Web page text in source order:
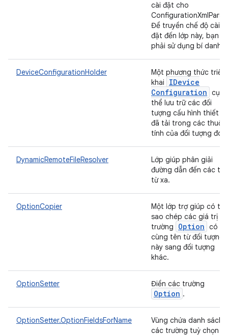
cài đặt cho
Để truyền chế độ cài
đặt đến lớp này, bạn
phải sử dụng bí danh.
DeviceConfigurationHolder
Một phương thức triển
khai
IDevice
Configuration cụ
thể lưu trữ các đối
tượng cấu hình thiết bị
đã tải trong các thuộc
tính của đối tượng đó.
DynamicRemoteFileResolver
Lớp giúp phân giải
đường dẫn đến các
từ xa.
OptionCopier
Một lớp trợ giúp có thể
sao chép các giá trị
trường
Option có
cùng tên từ đối tượng
này sang đối tượng
khác.
OptionSetter Điền các trường
Option .
OptionSetter.OptionFieldsForName
Vùng chứa danh sách
các trường tuỳ chọn